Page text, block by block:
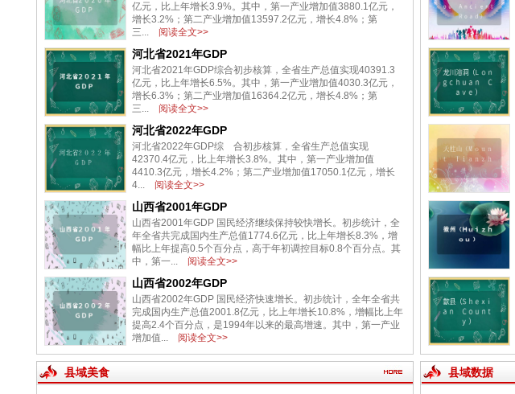
亿元，比上年增长3.9%。其中，第一产业增加值3880.1亿元，
增长3.2%；第二产业增加值13597.2亿元，增长4.8%；第
三...
阅读全文>>
河北省2021年GDP
河北省2021年GDP综合初步核算，全省生产总值实现40391.3
亿元，比上年增长6.5%。其中，第一产业增加值4030.3亿元，
增长6.3%；第二产业增加值16364.2亿元，增长4.8%；第
三...
阅读全文>>
河北省2022年GDP
河北省2022年GDP综 合初步核算，全省生产总值实现
42370.4亿元，比上年增长3.8%。其中，第一产业增加值
4410.3亿元，增长4.2%；第二产业增加值17050.1亿元，增长
4...
阅读全文>>
山西省2001年GDP
山西省2001年GDP 国民经济继续保持较快增长。初步统计，全
年全省共完成国内生产总值1774.6亿元，比上年增长8.3%，增
幅比上年提高0.5个百分点，高于年初调控目标0.8个百分点。其
中，第一...
阅读全文>>
山西省2002年GDP
山西省2002年GDP 国民经济快速增长。初步统计，全年全省共
完成国内生产总值2001.8亿元，比上年增长10.8%，增幅比上年
提高2.4个百分点，是1994年以来的最高增速。其中，第一产业
增加值...
阅读全文>>
县域美食 县域数据